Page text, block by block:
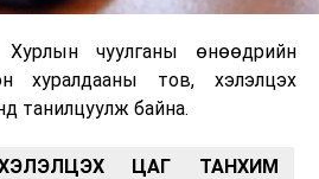
чуулганы өнөөдрийн
хуралдааны тов, хэлэлцэх
танилцуулж байна.
ЦАГ ТАНХИМ